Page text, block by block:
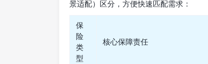
景适配）区分，方便快速匹配需求：
保
险
类
型
核心保障责任